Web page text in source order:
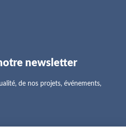
newsletter
de nos projets, événements,